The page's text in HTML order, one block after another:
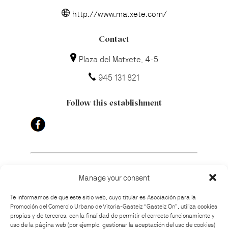
Manage your consent
Te informamos de que este sitio web, cuyo titular es Asociación para la
Promoción del Comercio Urbano de Vitoria-Gasteiz “Gasteiz On”, utiliza cookies
propias y de terceros, con la finalidad de permitir el correcto funcionamiento y
uso de la página web (por ejemplo, gestionar la aceptación del uso de cookies)
http://www.matxete.com/
Contact
Plaza del Matxete, 4-5
945 131 821
Follow this establishment
How to get there